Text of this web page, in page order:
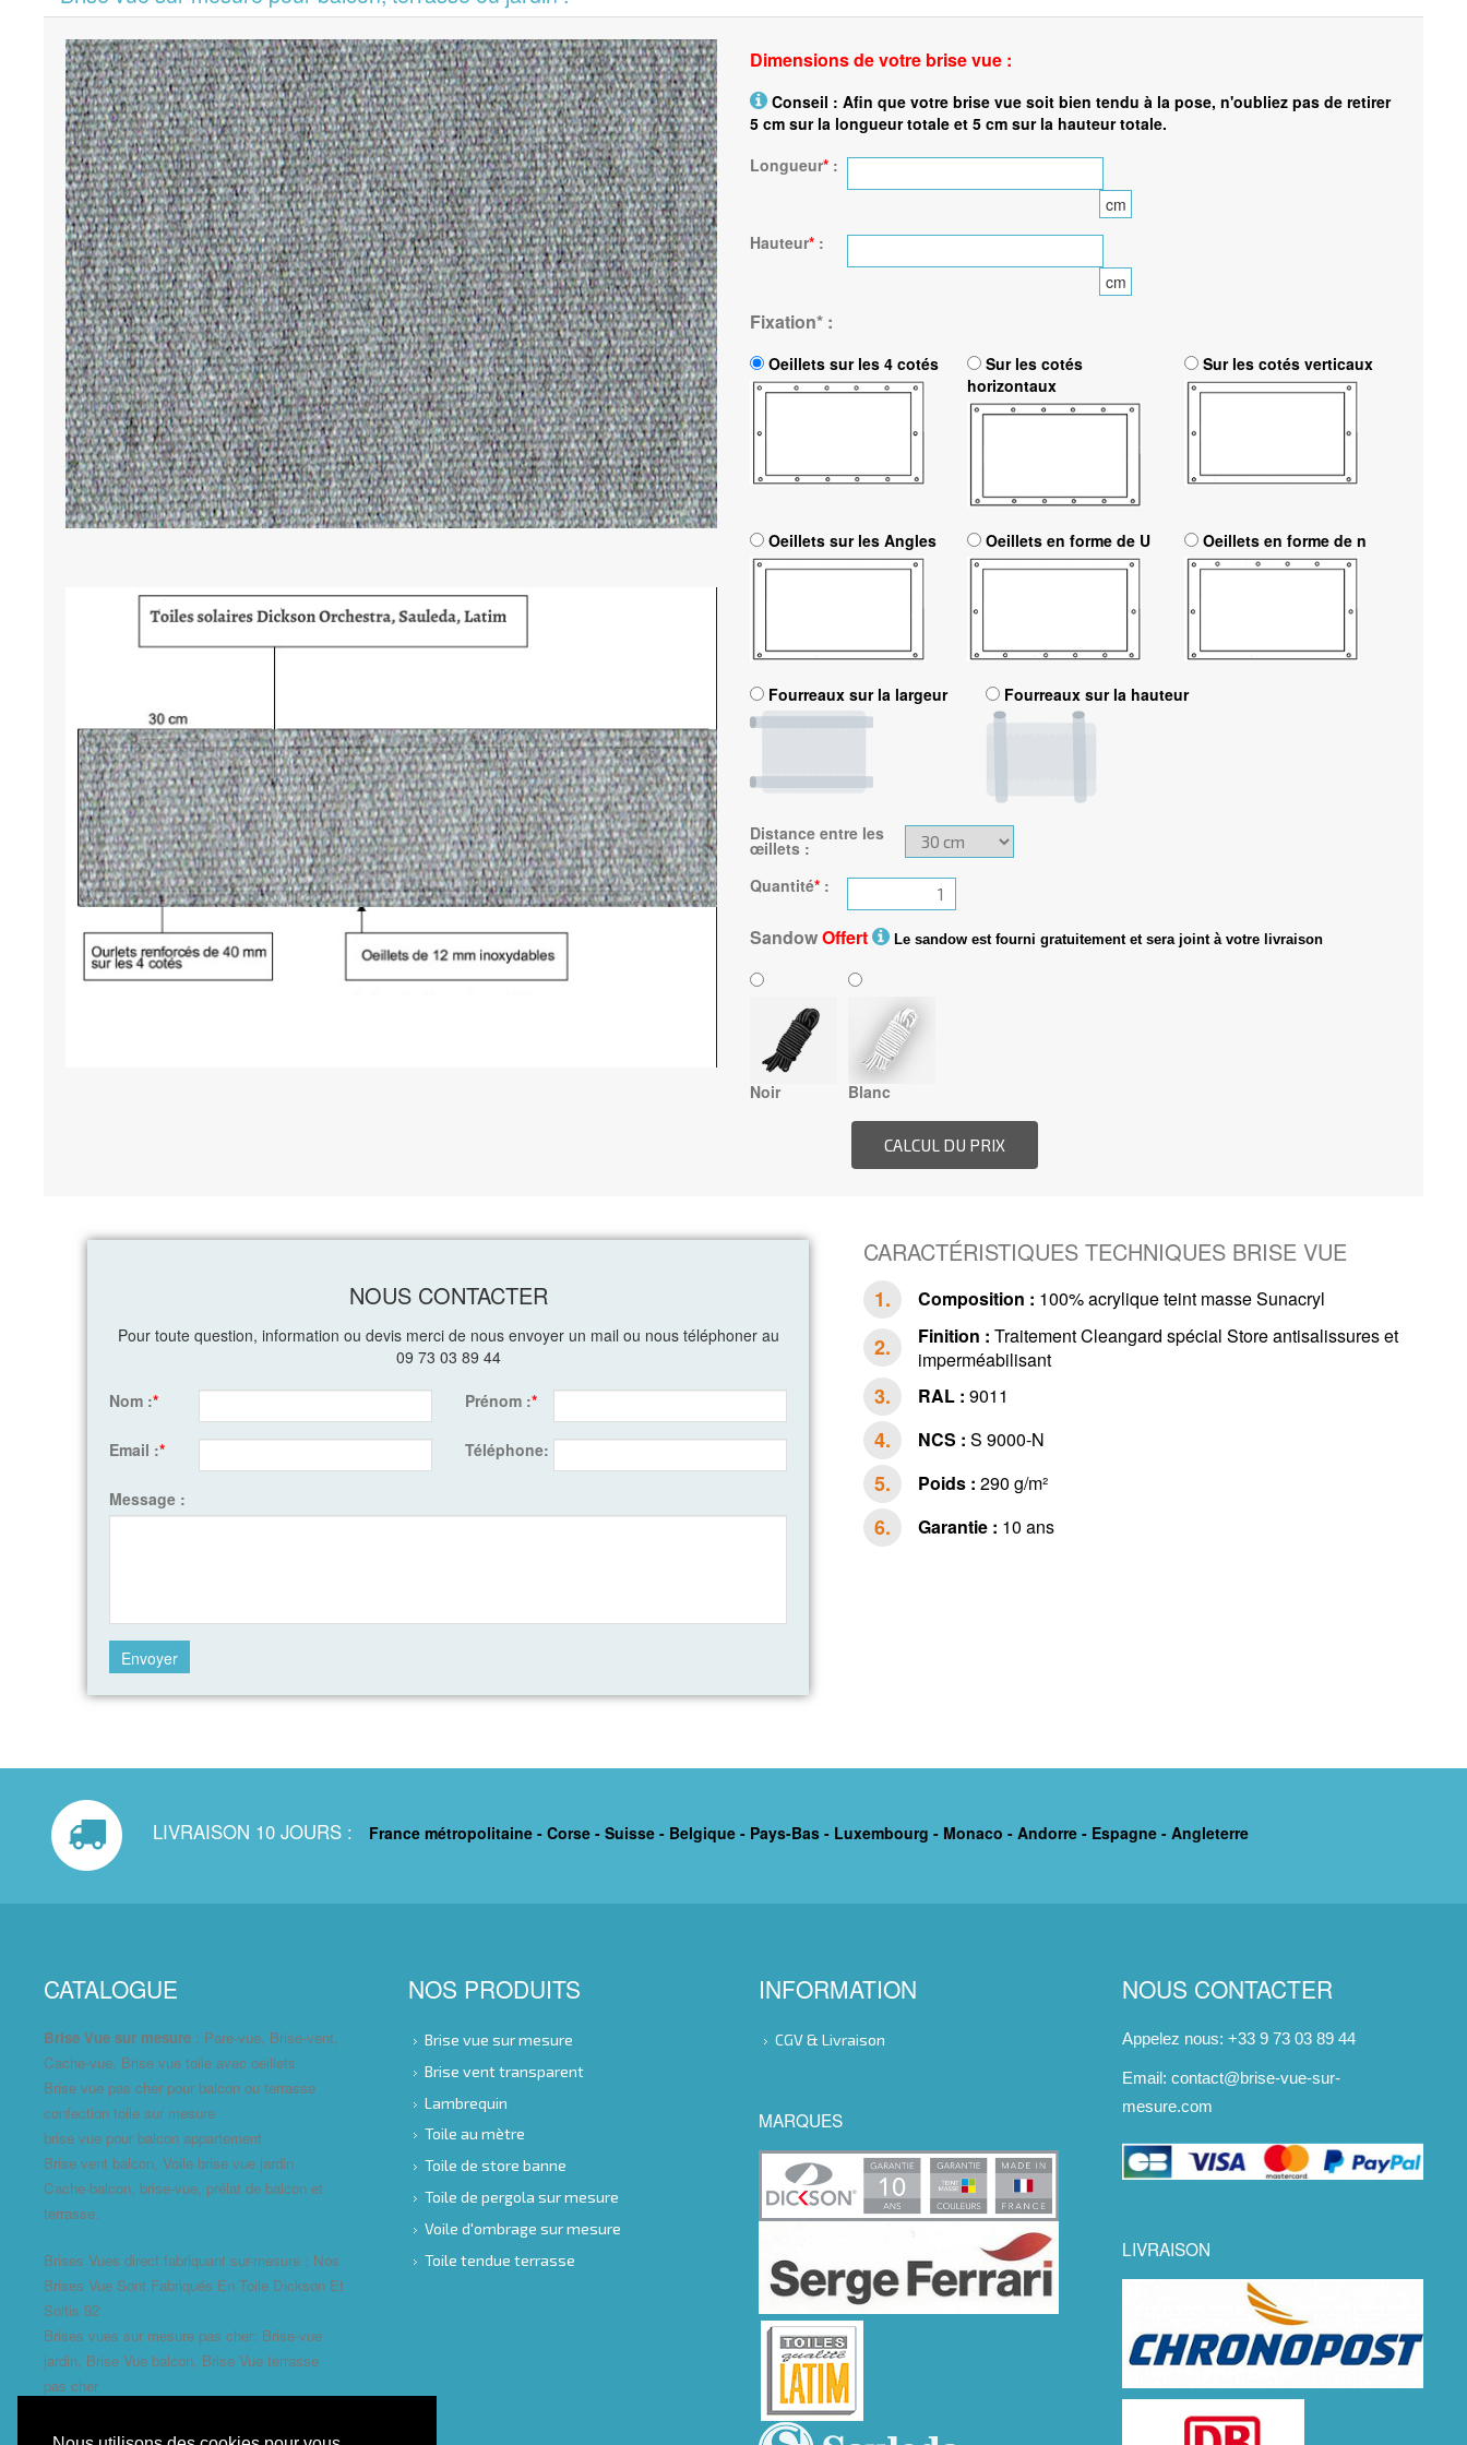
Dimensions de votre brise vue :
Conseil : Afin que votre brise vue soit bien tendu à la pose, n'oubliez pas de retirer
5 cm sur la longueur totale et 5 cm sur la hauteur totale.
Longueur*:
cm
Hauteur*:
cm
Fixation*:
Oeillets sur les 4 cotés
Sur les cotés
horizontaux
Sur les cotés verticaux
Oeillets sur les Angles Oeillets en forme de U Oeillets en forme de n
Fourreaux sur la largeur Fourreaux sur la hauteur
Distance entre les
œillets:
Quantité*:
SandowOffert Le sandow est fourni gratuitement et sera joint à votre livraison
Noir Blanc
NOUS CONTACTER
Pour toute question, information ou devis merci de nous envoyer un mail ou nous téléphoner au
09 73 03 89 44
Nom :* Prénom :*
Email :* Téléphone:
Message :
CARACTÉRISTIQUES TECHNIQUES BRISE VUE
Composition : 100% acrylique teint masse Sunacryl
Finition : Traitement Cleangard spécial Store antisalissures et
imperméabilisant
RAL : 9011
NCS : S 9000-N
Poids : 290 g/m²
Garantie : 10 ans
LIVRAISON 10 JOURS : France métropolitaine - Corse - Suisse - Belgique - Pays-Bas - Luxembourg - Monaco - Andorre - Espagne - Angleterre
CATALOGUE
Brise Vue sur mesure : Pare-vue, Brise-vent,
Cache-vue, Brise vue toile avec oeillets
Brise vue pas cher pour balcon ou terrasse
confection toile sur mesure
brise vue pour balcon appartement
Brise vent balcon, Voile brise vue jardin
Cache-balcon, brise-vue, prélat de balcon et
terrasse.
Brises Vues direct fabriquant sur-mesure : Nos
Brises Vue Sont Fabriqués En Toile Dickson Et
Soltis 92
Brises vues sur mesure pas cher: Brise-vue
jardin, Brise Vue balcon, Brise Vue terrasse
pas cher
NOS PRODUITS
Brise vue sur mesure
Brise vent transparent
Lambrequin
Toile au mètre
Toile de store banne
Toile de pergola sur mesure
Voile d'ombrage sur mesure
Toile tendue terrasse
INFORMATION
CGV & Livraison
MARQUES
NOUS CONTACTER
Appelez nous: +33 9 73 03 89 44
Email:contact@brise-vue-sur-
mesure.com
LIVRAISON